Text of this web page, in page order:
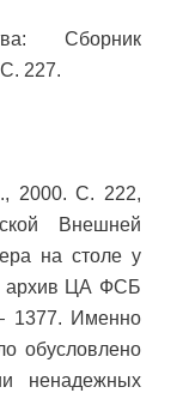
Сборник
227.
2000. С. 222,
Внешней
на столе у
архив ЦА ФСБ
1377. Именно
обусловлено
ненадежных